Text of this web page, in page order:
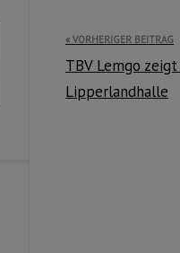
VORHERIGER BEITRAG
TBV Lemgo
Lipperlandhalle